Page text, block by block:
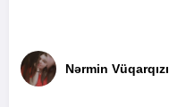
Nərmin Vüqarqızı